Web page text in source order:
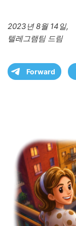
2023년 8월 14일,
텔레그램팀 드림
Forward